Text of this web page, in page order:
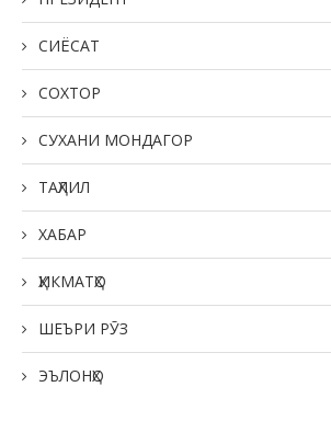
СИЁСАТ
СОХТОР
СУХАНИ МОНДАГОР
ТАҲЛИЛ
ХАБАР
ҲИКМАТҲО
ШЕЪРИ РӮЗ
ЭЪЛОНҲО